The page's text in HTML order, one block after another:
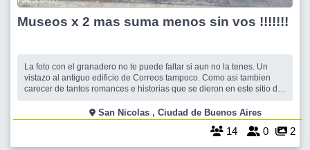
Museos x 2 mas suma menos sin vos !!!!!!!
La foto con el granadero no te puede faltar si aun no la tenes. Un
vistazo al antiguo edificio de Correos tampoco. Como asi tambien
carecer de tantos romances e historias que se dieron en este sitio del
auspicio es gratuita y si decidis no gastar nada no te sumas a la
merienda e
San Nicolas , Ciudad de Buenos Aires
14 0 2